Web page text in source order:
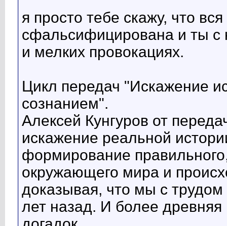
я просто тебе скажу, что
сфальсифицирована и ты с
и мелких провокациях.
Цикл передач "Искажение
сознанием".
Алексей Кунгуров от
искажение реальной
формирование
окружающего мира и
доказывая, что мы с
лет назад. И более древняя